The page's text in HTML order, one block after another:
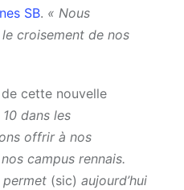
SB. « Nous
croisement de nos
cette nouvelle
dans les
offrir à nos
campus rennais.
permet (sic) aujourd’hui